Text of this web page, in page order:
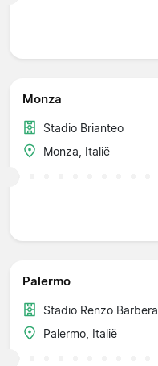
Monza
Stadio Brianteo
Monza, Italië
Palermo
Stadio Renzo Barbera
Palermo, Italië